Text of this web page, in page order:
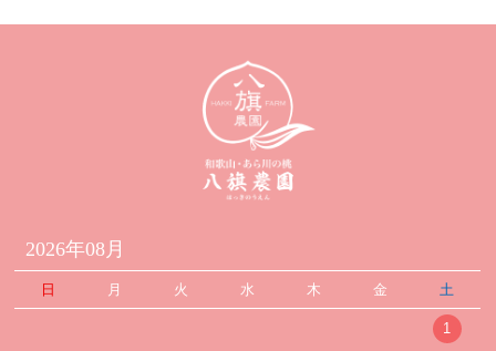
2026年08月
日 月 火 水 木 金 土
1